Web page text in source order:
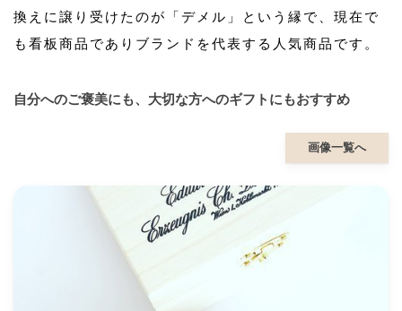
換えに譲り受けたのが「デメル」という縁で、現在で
も看板商品でありブランドを代表する人気商品です。
自分へのご褒美にも、大切な方へのギフトにもおすすめ
画像一覧へ